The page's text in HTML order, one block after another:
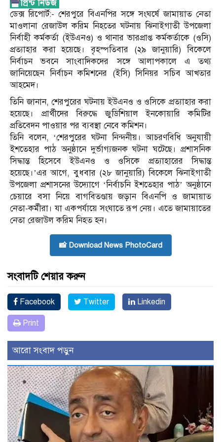
ডেক্স রিপোর্ট:- শেরপুরে বিএনপির সঙ্গে সংঘর্ষে জামায়াত নেতা
মাওলানা রেজাউল করিম নিহতের ঘটনায় ঝিনাইগাতী উপজেলা
নির্বাহী কর্মকর্তা (ইউএনও) ও থানার ভারপ্রাপ্ত কর্মকর্তাকে (ওসি)
প্রত্যাহার করা হয়েছে। বৃহস্পতিবার (২৯ জানুয়ারি) বিকেলে
নির্বাচন ভবনে সাংবাদিকদের সঙ্গে আলাপকালে এ তথ্য
জানিয়েছেন নির্বাচন কমিশনের (ইসি) সিনিয়র সচিব আখতার
আহমেদ।
তিনি জানান, শেরপুরের ঘটনায় ইউএনও ও ওসিকে প্রত্যাহার করা
হয়েছে। প্রার্থীদের বিরুদ্ধে জুডিশিয়াল ইনকোয়ারি কমিটির
প্রতিবেদন পাওয়ার পর ব্যবস্থা নেবে কমিশন।
তিনি বলেন, ‘শেরপুরের ঘটনা নিন্দনীয়। আচরণবিধি অনুযায়ী
ইশতেহার পাঠ অনুষ্ঠানে দুর্ভাগ্যজনক ঘটনা ঘটেছে। প্রশাসনিক
সিদ্ধান্ত হিসেবে ইউএনও ও ওসিকে প্রত্যাহারের সিদ্ধান্ত
হয়েছে।’এর আগে, বুধবার (২৮ জানুয়ারি) বিকেলে ঝিনাইগাতী
উপজেলা প্রশাসনের উদ্যোগে ‘নির্বাচনি ইশতেহার পাঠ’ অনুষ্ঠানে
চেয়ারে বসা নিয়ে বাগবিতণ্ডায় জড়ান বিএনপি ও জামায়াত
নেতা-কর্মীরা। যা একপর্যায়ে সংঘাতে রূপ নেয়। এতে জামায়াতের
নেতা রেজাউল করিম নিহত হন।
📸 Download News PhotoCard
সংবাদটি শেয়ার করুন
Facebook Twitter Linkedin
Print
আরো সংবাদ পড়ুন